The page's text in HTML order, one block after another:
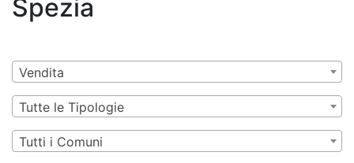
Spezia
Vendita
Tutte le Tipologie
Tutti i Comuni